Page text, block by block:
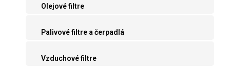
Olejové filtre
Palivové filtre a čerpadlá
Vzduchové filtre